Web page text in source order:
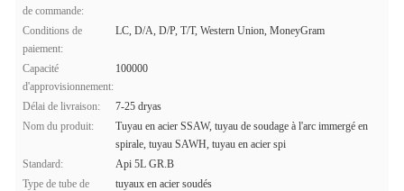
de commande:
Conditions de
paiement:
LC, D/A, D/P, T/T, Western Union, MoneyGram
Capacité
d'approvisionnement:
100000
Délai de livraison:
7-25 dryas
Nom du produit:
Tuyau en acier SSAW, tuyau de soudage à l'arc immergé en
spirale, tuyau SAWH, tuyau en acier spi
Standard:
Api 5L GR.B
Type de tube de
tuyaux en acier soudés